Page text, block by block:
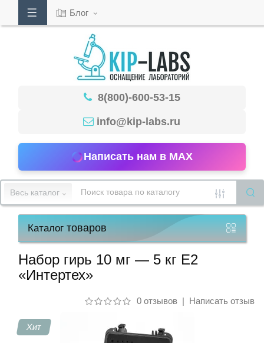
53-
15
работы
Блог
8(800)-600-53-15
info@kip-labs.ru
Написать нам в MAX
Весь каталог
Каталогтоваров
Набор гирь 10 мг — 5 кг Е2
«Интертех»
0 отзывов| Написать отзыв
Хит